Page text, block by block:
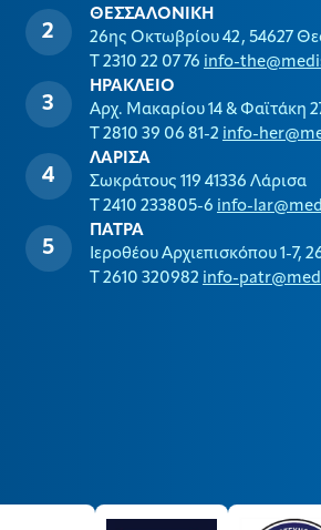
ΘΕΣΣΑΛΟΝΙΚΗ
26ης Οκτωβρίου 42, 54627
T 2310 22 07 76 info-
ΗΡΑΚΛΕΙΟ
Αρχ. Μακαρίου 14 & Φαϊτάκη
T 2810 39 06 81-2 info-
ΛΑΡΙΣΑ
Σωκράτους 119 41336 Λάρισα
T 2410 233805-6 info-
ΠΑΤΡΑ
Ιεροθέου Αρχιεπισκόπου 1-7,
T 2610 320982 info-